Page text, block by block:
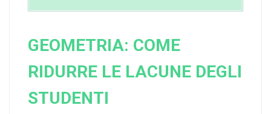
GEOMETRIA: COME
RIDURRE LE LACUNE DEGLI
STUDENTI